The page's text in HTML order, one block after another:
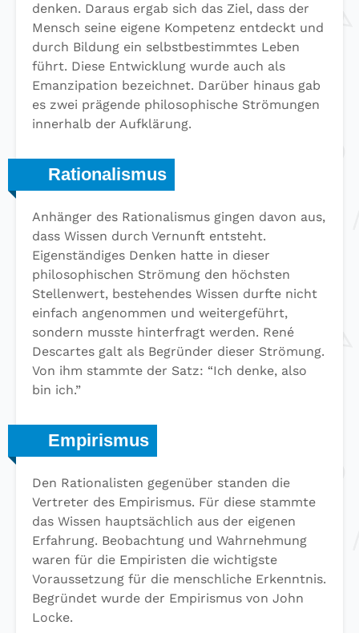
denken. Daraus ergab sich das Ziel, dass der
Mensch seine eigene Kompetenz entdeckt und
durch Bildung ein selbstbestimmtes Leben
führt. Diese Entwicklung wurde auch als
Emanzipation bezeichnet. Darüber hinaus gab
es zwei prägende philosophische Strömungen
innerhalb der Aufklärung.
Rationalismus
Anhänger des Rationalismus gingen davon aus,
dass Wissen durch Vernunft entsteht.
Eigenständiges Denken hatte in dieser
philosophischen Strömung den höchsten
Stellenwert, bestehendes Wissen durfte nicht
einfach angenommen und weitergeführt,
sondern musste hinterfragt werden. René
Descartes galt als Begründer dieser Strömung.
Von ihm stammte der Satz: “Ich denke, also
bin ich.”
Empirismus
Den Rationalisten gegenüber standen die
Vertreter des Empirismus. Für diese stammte
das Wissen hauptsächlich aus der eigenen
Erfahrung. Beobachtung und Wahrnehmung
waren für die Empiristen die wichtigste
Voraussetzung für die menschliche Erkenntnis.
Begründet wurde der Empirismus von John
Locke.